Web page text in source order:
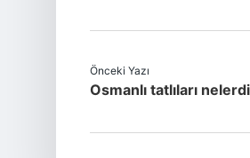
Önceki Yazı
Osmanlı tatlıları